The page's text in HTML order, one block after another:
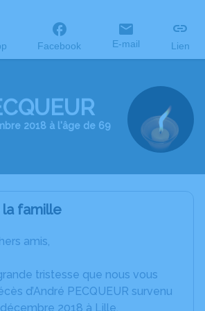
Facebook E-mail Lien
2018 à l'âge de 69
famille
amis,
tristesse que nous vous
d’André PECQUEUR survenu
2018 à Lille.